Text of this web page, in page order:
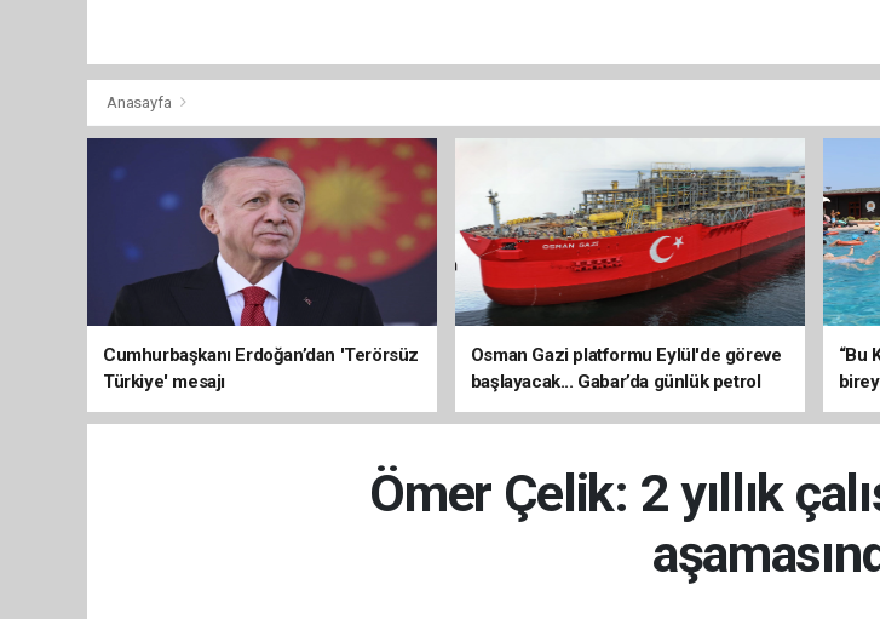
Anasayfa
Cumhurbaşkanı Erdoğan’dan 'Terörsüz
Türkiye' mesajı
Osman Gazi platformu Eylül'de göreve
başlayacak... Gabar’da günlük petrol
üretimi 83 bin 200 varile ulaştı
“Bu
Ömer Çelik: 2 yıllık